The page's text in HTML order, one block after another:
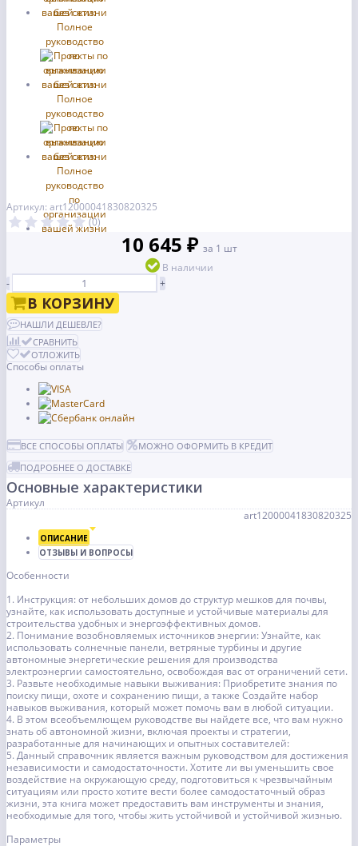
Артикул: art12000041830820325
(0)
10 645 ₽ за 1 шт
В наличии
-
+
В КОРЗИНУ
НАШЛИ ДЕШЕВЛЕ?
СРАВНИТЬ
ОТЛОЖИТЬ
Способы оплаты
ВСЕ СПОСОБЫ ОПЛАТЫ
МОЖНО ОФОРМИТЬ В КРЕДИТ
ПОДРОБНЕЕ О ДОСТАВКЕ
Основные характеристики
Артикул
art12000041830820325
ОПИСАНИЕ
ОТЗЫВЫ И ВОПРОСЫ
Особенности
1. Инструкция: от небольших домов до структур мешков для почвы,
узнайте, как использовать доступные и устойчивые материалы для
строительства удобных и энергоэффективных домов.
2. Понимание возобновляемых источников энергии: Узнайте, как
использовать солнечные панели, ветряные турбины и другие
автономные энергетические решения для производства
электроэнергии самостоятельно, освобождая вас от ограничений сети.
3. Развьте необходимые навыки выживания: Приобретите знания по
поиску пищи, охоте и сохранению пищи, а также Создайте набор
навыков выживания, который может помочь вам в любой ситуации.
4. В этом всеобъемлющем руководстве вы найдете все, что вам нужно
знать об автономной жизни, включая проекты и стратегии,
разработанные для начинающих и опытных составителей:
5. Данный справочник является важным руководством для достижения
независимости и самодостаточности. Хотите ли вы уменьшить свое
воздействие на окружающую среду, подготовиться к чрезвычайным
ситуациям или просто хотите вести более самодостаточный образ
жизни, эта книга может предоставить вам инструменты и знания,
необходимые для того, чтобы жить устойчивой и устойчивой жизнью.
Параметры